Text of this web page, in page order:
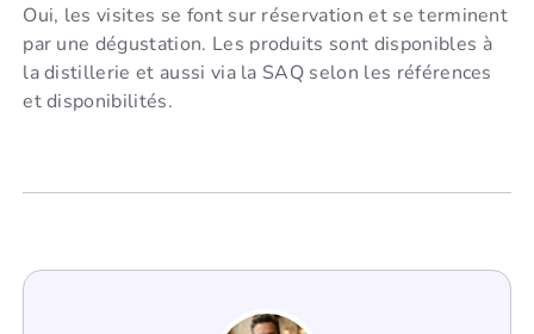
Oui, les visites se font sur réservation et se terminent
par une dégustation. Les produits sont disponibles à
la distillerie et aussi via la SAQ selon les références
et disponibilités.